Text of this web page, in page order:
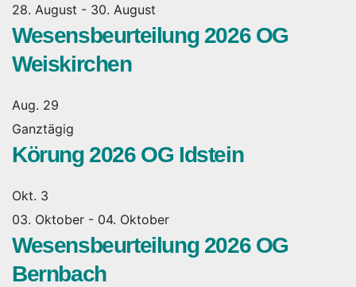
28. August - 30. August
Wesensbeurteilung 2026 OG
Weiskirchen
Aug. 29
Ganztägig
Körung 2026 OG Idstein
Okt. 3
03. Oktober - 04. Oktober
Wesensbeurteilung 2026 OG
Bernbach